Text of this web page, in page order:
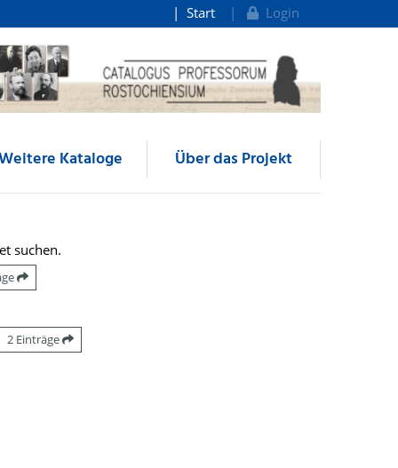
Start Login
Kataloge Über das Projekt
suchen.
2 Einträge